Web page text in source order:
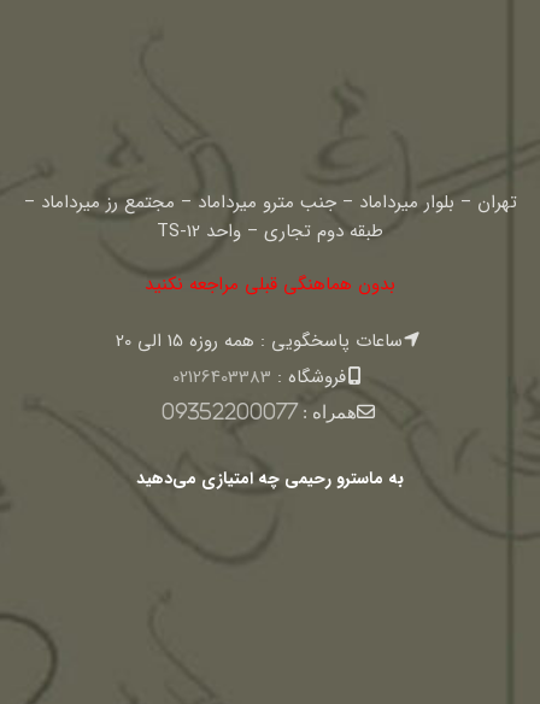
تهران – بلوار میرداماد – جنب مترو میرداماد – مجتمع رز میرداماد –
طبقه دوم تجاری – واحد TS-12
بدون هماهنگی قبلی مراجعه نکنید
ساعات پاسخگویی : همه روزه 15 الی 20
فروشگاه : 02126403383
همراه :09352200077
به ماسترو رحیمی چه امتیازی می‌دهید